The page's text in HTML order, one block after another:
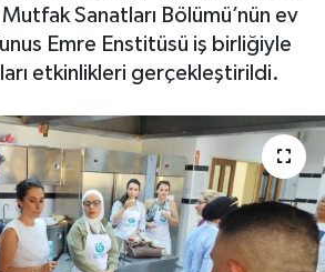
Sanatları Bölümü’nün ev
Emre Enstitüsü iş birliğiyle
etkinlikleri gerçekleştirildi.